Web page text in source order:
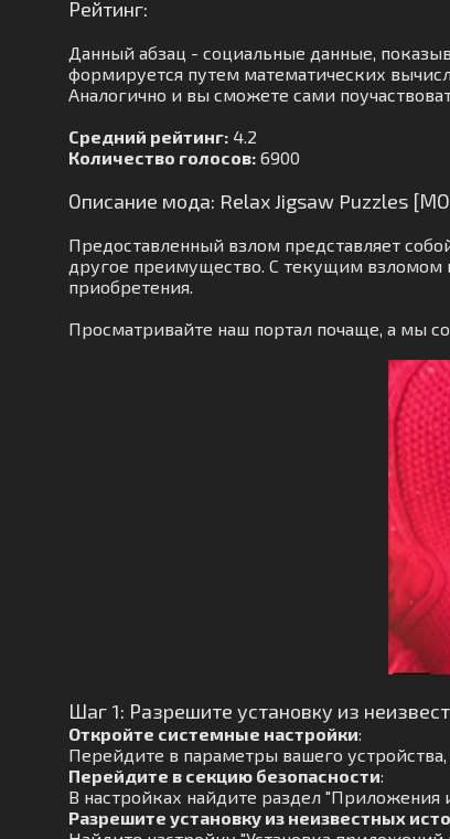
Рейтинг:
Данный абзац - социальные данные,
формируется путем математических
Аналогично и вы сможете сами
Средний рейтинг: 4.2
Количество голосов: 6900
Описание мода: Relax Jigsaw Puzzles
Предоставленный взлом представляет
другое преимущество. С текущим взломом
приобретения.
Просматривайте наш портал почаще, а мы
Шаг 1: Разрешите установку из
Откройте системные настройки:
Перейдите в параметры вашего
Перейдите в секцию безопасности:
В настройках найдите раздел "Приложения
Разрешите установку из неизвестных